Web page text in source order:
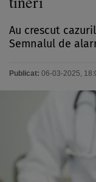
Au crescut
Semnalul de
Publicat: 06-03-2025,